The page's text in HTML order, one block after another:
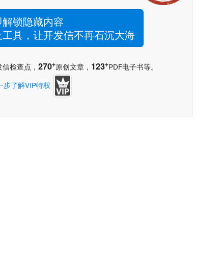
锁隐藏内容
具，让开发信不再石沉大海
检查点， 270+原创文章， 123+PDF电子书等。
步了解VIP特权